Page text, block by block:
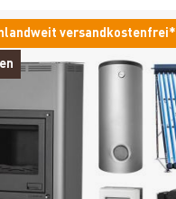
versandkostenfrei*